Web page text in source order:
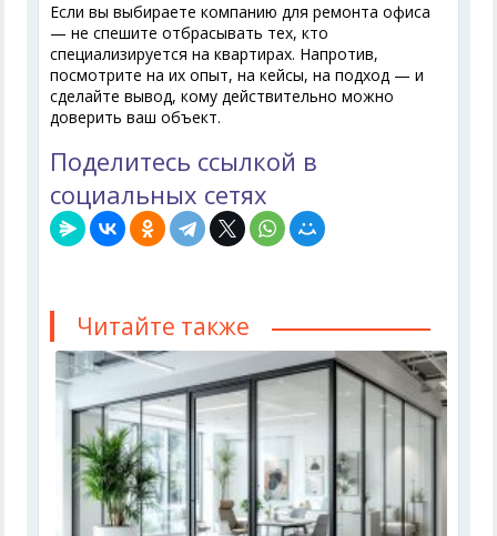
Если вы выбираете компанию для ремонта офиса
— не спешите отбрасывать тех, кто
специализируется на квартирах. Напротив,
посмотрите на их опыт, на кейсы, на подход — и
сделайте вывод, кому действительно можно
доверить ваш объект.
Поделитесь ссылкой в
социальных сетях
Читайте также